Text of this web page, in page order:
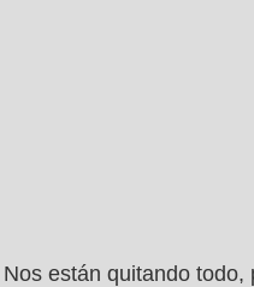
Nos están quitando todo,